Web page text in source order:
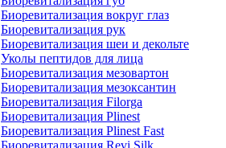
Биоревитализация вокруг глаз
Биоревитализация рук
Биоревитализация шеи и декольте
Уколы пептидов для лица
Биоревитализация мезовартон
Биоревитализация мезоксантин
Биоревитализация Filorga
Биоревитализация Plinest
Биоревитализация Plinest Fast
Биоревитализация Revi Silk